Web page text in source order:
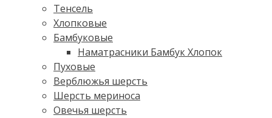
Тенсель
Хлопковые
Бамбуковые
Наматрасники Бамбук Хлопок
Пуховые
Верблюжья шерсть
Шерсть мериноса
Овечья шерсть